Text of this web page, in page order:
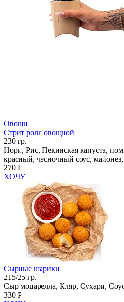
Овощи
Стрит ролл овощной
230 гр.
Нори, Рис, Пекинская капуста,
красный, чесночный соус, майонез,
270 Р
ХОЧУ
Сырные шарики
215/25 гр.
Сыр моцарелла, Кляр, Сухари,
330 Р